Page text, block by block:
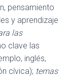
pensamiento
y aprendizaje
las
clave las
inglés,
cívica); temas